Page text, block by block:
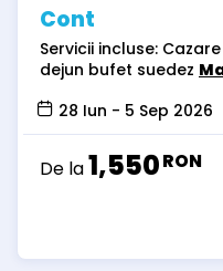
Cont
Servicii incluse:
dejun bufet suedez
28 Iun - 5 Sep 2026
De la1,550RON